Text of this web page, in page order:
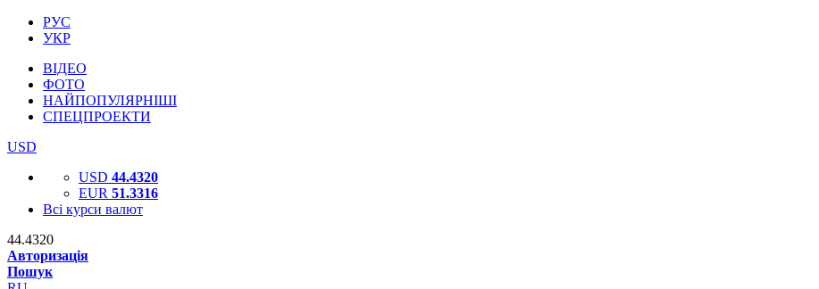
РУС
УКР
ВІДЕО
ФОТО
НАЙПОПУЛЯРНІШІ
СПЕЦПРОЕКТИ
USD
USD 44.4320
EUR 51.3316
Всі курси валют
44.4320
Авторизація
Пошук